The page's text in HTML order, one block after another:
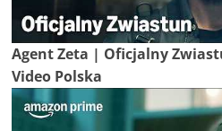
Agent Zeta | Oficjalny
Video Polska